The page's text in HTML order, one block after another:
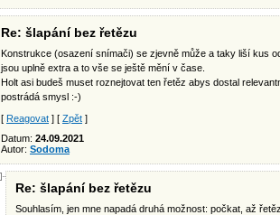
Re: šlapání bez řetězu
Konstrukce (osazení snímači) se zjevně může a taky liší kus
jsou uplně extra a to vše se ještě mění v čase.
Holt asi budeš muset roznejtovat ten řetěz abys dostal
postrádá smysl :-)
[ Reagovat ] [ Zpět ]
Datum: 24.09.2021
Autor: Sodoma
Re: šlapání bez řetězu
Souhlasím, jen mne napadá druhá možnost: počkat, až